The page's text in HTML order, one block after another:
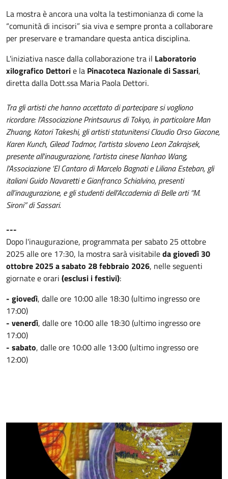
La mostra è ancora una volta la testimonianza di come la
“comunità di incisori” sia viva e sempre pronta a collaborare
per preservare e tramandare questa antica disciplina.
L'iniziativa nasce dalla collaborazione tra il Laboratorio
xilografico Dettorie la Pinacoteca Nazionale di Sassari,
diretta dalla Dott.ssa Maria Paola Dettori.
Tra gli artisti che hanno accettato di partecipare si vogliono
ricordare: l’Associazione Printsaurus di Tokyo, in particolare Man
Zhuang, Katori Takeshi, gli artisti statunitensi Claudio Orso Giacone,
Karen Kunch, Gilead Tadmor, l’artista sloveno Leon Zakrajsek,
presente all'inaugurazione, l’artista cinese Nanhao Wang,
l’Associazione ‘El Cantaro di Marcelo Bagnati e Liliana Esteban, gli
italiani Guido Navaretti e Gianfranco Schialvino, presenti
all’inaugurazione, e gli studenti dell’Accademia di Belle arti “M.
Sironi” di Sassari.
---
Dopo l'inaugurazione, programmata per sabato 25 ottobre
2025 alle ore 17:30, la mostra sarà visitabileda giovedì 30
ottobre 2025 a sabato 28 febbraio 2026, nelle seguenti
giornate e orari (esclusi i festivi):
- giovedì, dalle ore 10:00 alle 18:30 (ultimo ingresso ore
17:00)
- venerdì, dalle ore 10:00 alle 18:30 (ultimo ingresso ore
17:00)
- sabato, dalle ore 10:00 alle 13:00 (ultimo ingresso ore
12:00)